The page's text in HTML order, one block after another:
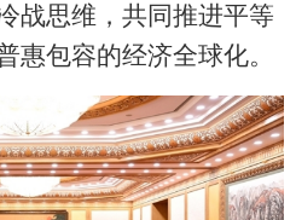
战思维，共同推进平等
惠包容的经济全球化。